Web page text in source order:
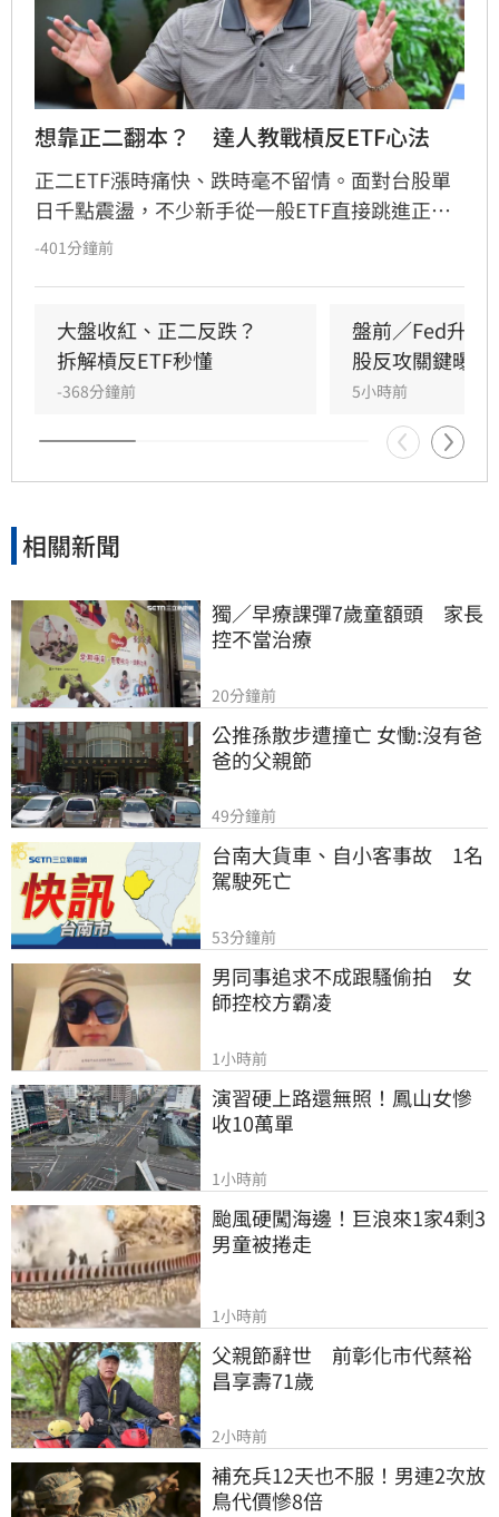
想靠正二翻本？　達人教戰槓反ETF心法
正二ETF漲時痛快、跌時毫不留情。面對台股單
日千點震盪，不少新手從一般ETF直接跳進正
二，誤把2倍槓桿當成2倍勝率。其實，最大風險
震盪行情下，投資游刃有餘。
-401分鐘前
大盤收紅、正二反跌？
拆解槓反ETF秒懂
-368分鐘前
盤前／Fed升息
股反攻關鍵曝光
5小時前
相關新聞
獨／早療課彈7歲童額頭　家長
控不當治療
20分鐘前
公推孫散步遭撞亡 女慟:沒有爸
爸的父親節
49分鐘前
台南大貨車、自小客事故　1名
駕駛死亡
53分鐘前
男同事追求不成跟騷偷拍　女
師控校方霸凌
1小時前
演習硬上路還無照！鳳山女慘
收10萬單
1小時前
颱風硬闖海邊！巨浪來1家4剩3
男童被捲走
1小時前
父親節辭世　前彰化市代蔡裕
昌享壽71歲
2小時前
補充兵12天也不服！男連2次放
鳥代價慘8倍